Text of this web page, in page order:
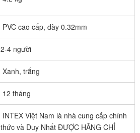
PVC cao cấp, dày 0.32mm
2-4 người
Xanh, trắng
12 tháng
INTEX Việt Nam là nhà cung cấp chính
thức và Duy Nhất ĐƯỢC HÃNG CHỈ